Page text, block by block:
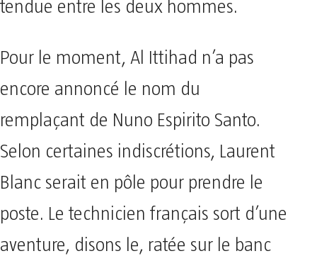
tendue entre les deux hommes.
Pour le moment, Al Ittihad n’a pas
encore annoncé le nom du
remplaçant de Nuno Espirito Santo.
Selon certaines indiscrétions, Laurent
Blanc serait en pôle pour prendre le
poste. Le technicien français sort d’une
aventure, disons le, ratée sur le banc